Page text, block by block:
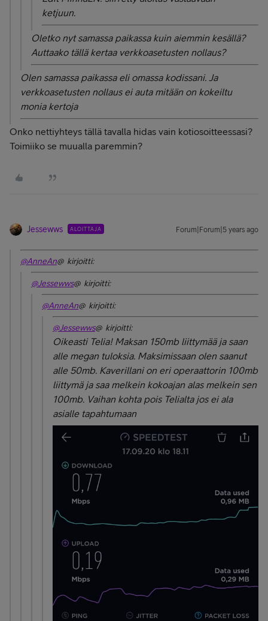
ketjuun.
Oletko nyt samassa paikassa kuin aiemmin kesällä?
Auttaako tällä kertaa verkkoasetusten nollaus?
Olen samassa paikassa eli omassa kodissani. Ja
verkkoasetusten nollaus ei auta mitään on kokeiltu
monia kertoja
Onko nettiyhteys tällä tavalla hidas vain kotiosoitteessasi?
Toimiiko se muualla paremmin?
Jessewws ALOITTAJA Forum|Forum|5 years ago
@AnneAn@ kirjoitti:
@Jessewws@ kirjoitti:
@AnneAn@ kirjoitti:
@Jessewws@ kirjoitti:
Oikeasti Telia! Maksan 150mb liittymää ja saan
alle megan tuloksia. Maksimissaan olen saanut
alle 50mb. Kaverillani on eri operaattorin 100mb
liittymä ja saa melkein kokoajan alas melkein sen
100mb. Vaihan kohta pois Telialta jos ei ala
asialle tapahtumaan